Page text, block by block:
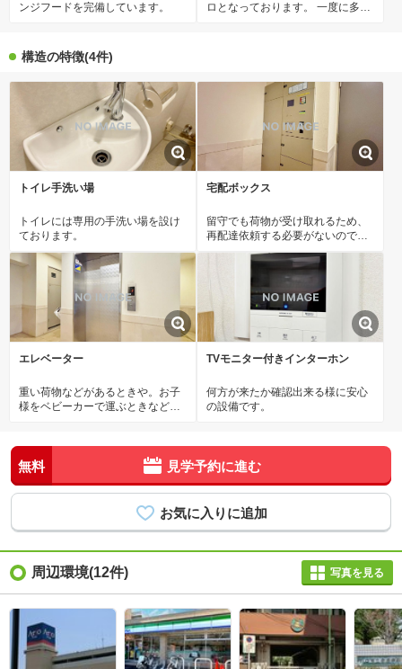
ンジフードを完備しています。
ロとなっております。 一度に多く
構造の特徴(4件)
トイレ手洗い場
トイレには専用の手洗い場を設け
ております。
宅配ボックス
留守でも荷物が受け取れるため、
再配達依頼する必要がないので再
配達を待つ必要がなく時間を有効
に使えます。
エレベーター
重い荷物などがあるときや。お子
様をベビーカーで運ぶときなどに
TVモニター付きインターホン
何方が来たか確認出来る様に安心
の設備です。
無料 見学予約に進む
周辺環境(12件) 写真を見る